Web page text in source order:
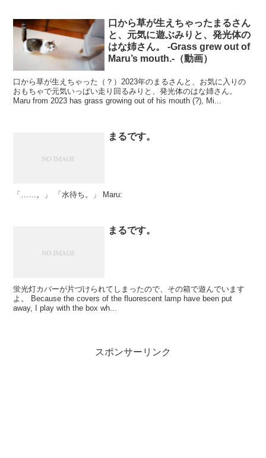
口から草が生えちゃったまるさん
と、元気に遊ぶみりと、発光体の
はな姉さん。 -Grass grew out of
Maru’s mouth.-（動画）
口から草が生えちゃった（？）2023年のまるさんと、お気に入りの
おもちゃで元気いっぱい走り回るみりと、発光体のはな姉さん。
Maru from 2023 has grass growing out of his mouth (?), Mi...
まるです。
「……。」 「水待ち。」 Maru:
まるです。
蛍光灯カバーが片づけられてしまったので、その箱で遊んでいます
よ。 Because the covers of the fluorescent lamp have been put
away, I play with the box wh...
スポンサーリンク